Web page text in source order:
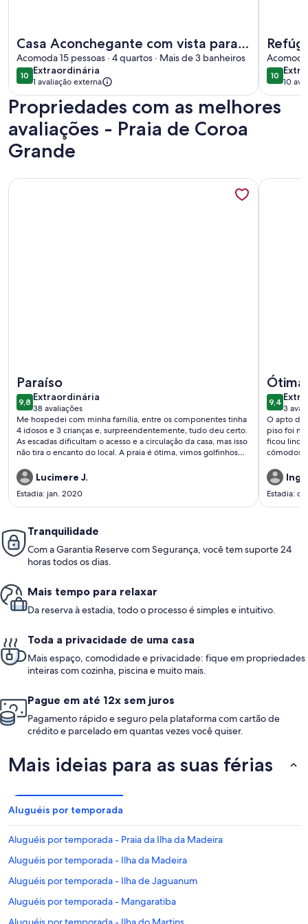
Casa Aconchegante com vista para o
mar e em meio à natureza. Com
piscina!
Acomoda 15 pessoas · 4 quartos · Mais de 3 banheiros
1010 de 10
Extraordinária
extraordinária
1 avaliação externa
1010 de 10
10
Propriedades com as melhores
avaliações - Praia de Coroa
Grande
Paraíso
9,89,8 de 10
Extraordinária
extraordinária
38 avaliações
(38
avaliações)
Me hospedei com minha família, entre os componentes tinha
4 idosos e 3 crianças e, surpreendentemente, tudo deu certo.
As escadas dificultam o acesso e a circulação da casa, mas isso
não tira o encanto do local. A praia é ótima, vimos golfinhos
caiaque ( Que faz parte da casa), contratamos um barqueiro
local para levar os idosos e as crianças em outras praias. Tudo
perfeito! Pra quem ama a natureza, curte o silêncio e quer
viver dias de sossego, recomendo a casa! É perfeita ! A Paula e
atenção.
Lucimere J.
Estadia: jan. 2020
Mais informações sobre Chalé Jaguanum 1
Mais
Ótima!
9,49,4 de
3
(3
O apto da
piso foi
ficou lindo. Os quartos são ótimos e amamos a
cômodos. Apenas sentimos falta de um ventilador na sala, o
levamos
foi avisado de
estadia e
Estadia:
Mais
Tranquilidade
Com a Garantia Reserve com Segurança, você tem suporte 24
horas todos os dias.
Mais tempo para relaxar
Da reserva à estadia, todo o processo é simples e intuitivo.
Toda a privacidade de uma casa
Mais espaço, comodidade e privacidade: fique em propriedades
inteiras com cozinha, piscina e muito mais.
Pague em até 12x sem juros
Pagamento rápido e seguro pela plataforma com cartão de
crédito e parcelado em quantas vezes você quiser.
Mais ideias para as suas férias
Aluguéis por temporada
Aluguéis por temporada - Praia da Ilha da Madeira
Aluguéis por temporada - Ilha da Madeira
Aluguéis por temporada - Ilha de Jaguanum
Aluguéis por temporada - Mangaratiba